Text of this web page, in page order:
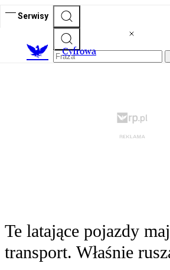
Serwisy
Cyfrowa
Te latające pojazdy
transport. Właśnie